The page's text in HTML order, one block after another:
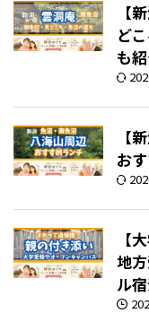
【
ど
も
【
お
【
地
ル